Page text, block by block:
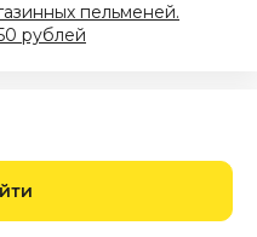
пельменей.
рублей